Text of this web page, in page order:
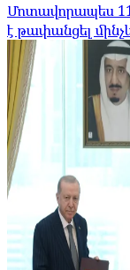
Մոտավորապես
է թափանցել